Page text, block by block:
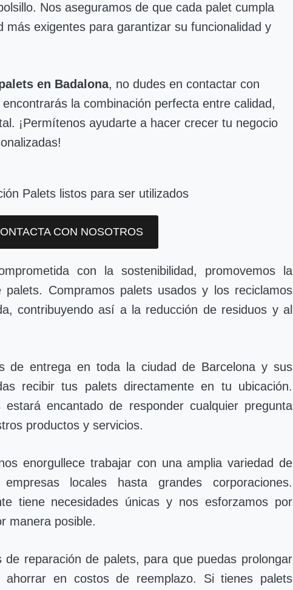
Nos aseguramos de que cada palet cumpla
más exigentes para garantizar su funcionalidad y
en Badalona, no dudes en contactar con
encontrarás la combinación perfecta entre calidad,
¡Permítenos ayudarte a hacer crecer tu negocio
CON NOSOTROS
con la sostenibilidad, promovemos la
Compramos palets usados y los reciclamos
contribuyendo así a la reducción de residuos y al
de entrega en toda la ciudad de Barcelona y sus
recibir tus palets directamente en tu ubicación.
encantado de responder cualquier pregunta
productos y servicios.
enorgullece trabajar con una amplia variedad de
locales hasta grandes corporaciones.
tiene necesidades únicas y nos esforzamos por
manera posible.
de reparación de palets, para que puedas prolongar
en costos de reemplazo. Si tienes palets